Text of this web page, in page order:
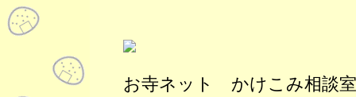
お寺ネット かけこみ相談